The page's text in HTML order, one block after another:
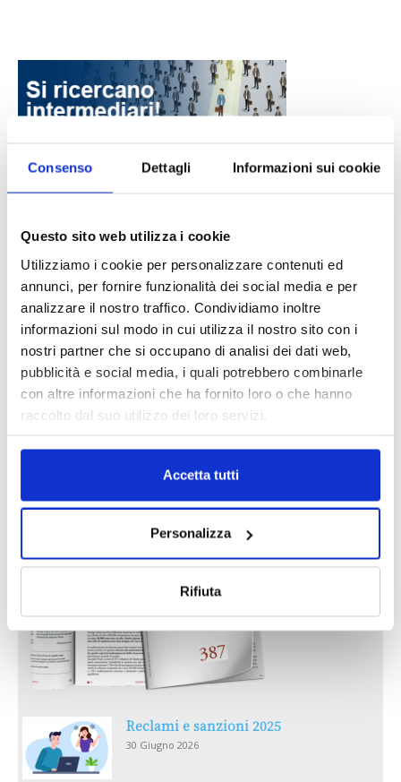
Consenso Dettagli Informazioni sui cookie
Questo sito web utilizza i cookie
Utilizziamo i cookie per personalizzare contenuti ed
annunci, per fornire funzionalità dei social media e per
analizzare il nostro traffico. Condividiamo inoltre
informazioni sul modo in cui utilizza il nostro sito con i
nostri partner che si occupano di analisi dei dati web,
pubblicità e social media, i quali potrebbero combinarle
con altre informazioni che ha fornito loro o che hanno
raccolto dal suo utilizzo dei loro servizi.
Accetta tutti
Personalizza
Rifiuta
partecipazione alla Convention degli
intermediari partner 2026
1 Luglio 2026
MAGNIFICA HUMANITAS (l’impatto
dell’IA sul futuro e oltre)
1 Luglio 2026
IL MENSILE ASSINEWS LUGLIO-
AGOSTO 2026
Reclami e sanzioni 2025
30 Giugno 2026